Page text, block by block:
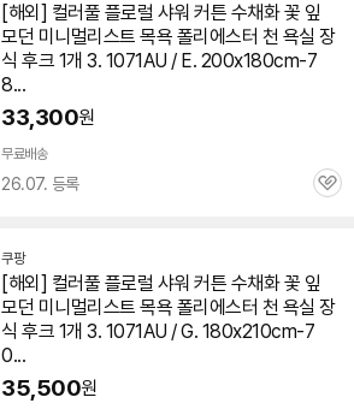
[해외] 컬러풀 플로럴 샤워 커튼 수채화 꽃 잎
모던 미니멀리스트 목욕 폴리에스터 천 욕실 장
식 후크 1개 3. 1071AU / E. 200x180cm-7
8...
33,300원
무료배송
26.07. 등록
관
쿠팡
[해외] 컬러풀 플로럴 샤워 커튼 수채화 꽃 잎
모던 미니멀리스트 목욕 폴리에스터 천 욕실 장
식 후크 1개 3. 1071AU / G. 180x210cm-7
0...
35,500원